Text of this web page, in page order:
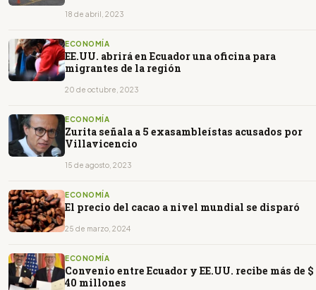
18 de abril, 2023
ECONOMÍA
EE.UU. abrirá en Ecuador una oficina para
migrantes de la región
20 de octubre, 2023
ECONOMÍA
Zurita señala a 5 exasambleístas acusados por
Villavicencio
15 de agosto, 2023
ECONOMÍA
El precio del cacao a nivel mundial se disparó
25 de marzo, 2024
ECONOMÍA
Convenio entre Ecuador y EE.UU. recibe más de $
40 millones